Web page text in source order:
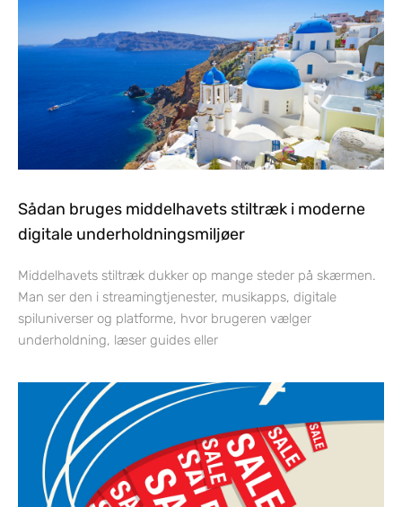
Sådan bruges middelhavets stiltræk i moderne
digitale underholdningsmiljøer
Middelhavets stiltræk dukker op mange steder på skærmen.
Man ser den i streamingtjenester, musikapps, digitale
spiluniverser og platforme, hvor brugeren vælger
underholdning, læser guides eller